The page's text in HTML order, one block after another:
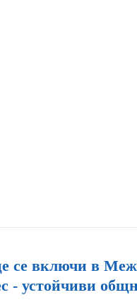
включи в
- устойчиви